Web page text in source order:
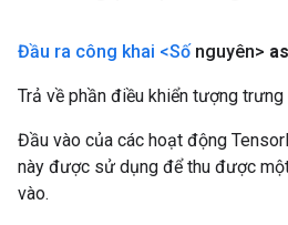
Đầu ra công khai <Sốnguyên> as
Trả về phần điều khiển tượng
Đầu vào của các hoạt động
này được sử dụng để thu được
vào.